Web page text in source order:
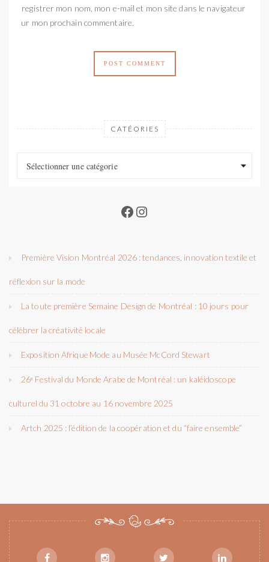
Enregistrer mon nom, mon e-mail et mon site dans le navigateur
pour mon prochain commentaire.
CATÉORIES
Sélectionner une catégorie
Facebook
Instagram
Première Vision Montréal 2026 : tendances, innovation textile et
réflexion sur la mode
La toute première Semaine Design de Montréal : 10 jours pour
célébrer la créativité locale
Exposition Afrique Mode au Musée McCord Stewart
26ᵉ Festival du Monde Arabe de Montréal : un kaléidoscope
culturel du 31 octobre au 16 novembre 2025
Artch 2025 : l’édition de la coopération et du “faire ensemble”